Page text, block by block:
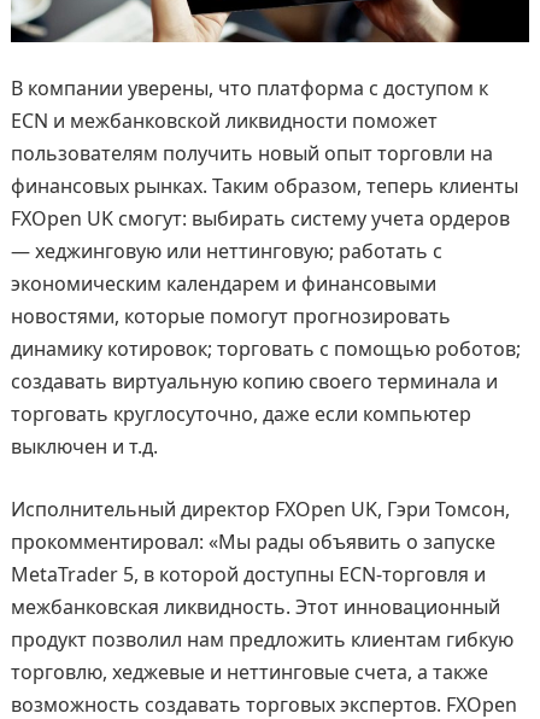
В компании уверены, что платформа с доступом к
ECN и межбанковской ликвидности поможет
пользователям получить новый опыт торговли на
финансовых рынках. Таким образом, теперь клиенты
FXOpen UK смогут: выбирать систему учета ордеров
— хеджинговую или неттинговую; работать с
экономическим календарем и финансовыми
новостями, которые помогут прогнозировать
динамику котировок; торговать с помощью роботов;
создавать виртуальную копию своего терминала и
торговать круглосуточно, даже если компьютер
выключен и т.д.
Исполнительный директор FXOpen UK, Гэри Томсон,
прокомментировал: «Мы рады объявить о запуске
MetaTrader 5, в которой доступны ECN-торговля и
межбанковская ликвидность. Этот инновационный
продукт позволил нам предложить клиентам гибкую
торговлю, хеджевые и неттинговые счета, а также
возможность создавать торговых экспертов. FXOpen